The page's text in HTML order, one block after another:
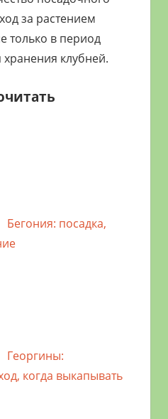
за растением
только в период
клубней.
Бегония: посадка,
Георгины:
когда выкапывать